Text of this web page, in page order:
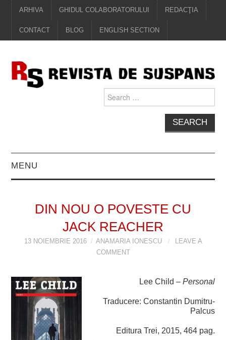
ARHIVA GHIDUL COLABORATORULUI REDACŢIA
CONTACT BLOG ENGLISH SECTION
for:
MENU
PROZĂ
VIZIUNI ȘI SPECTRE
CARTE & FILM
SUSPANS
DIN NOU O POVESTE CU
JACK REACHER
13 NOIEMBRIE 2016 ANAMARIA IONESCU
LEAVE A
COMMENT
Lee Child – Personal
Traducere: Constantin Dumitru-
Palcus
Editura Trei, 2015, 464 pag.